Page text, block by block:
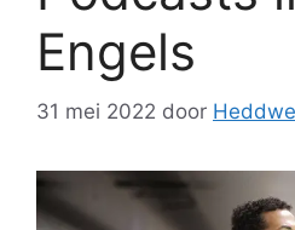
Engels
31 mei 2022 door